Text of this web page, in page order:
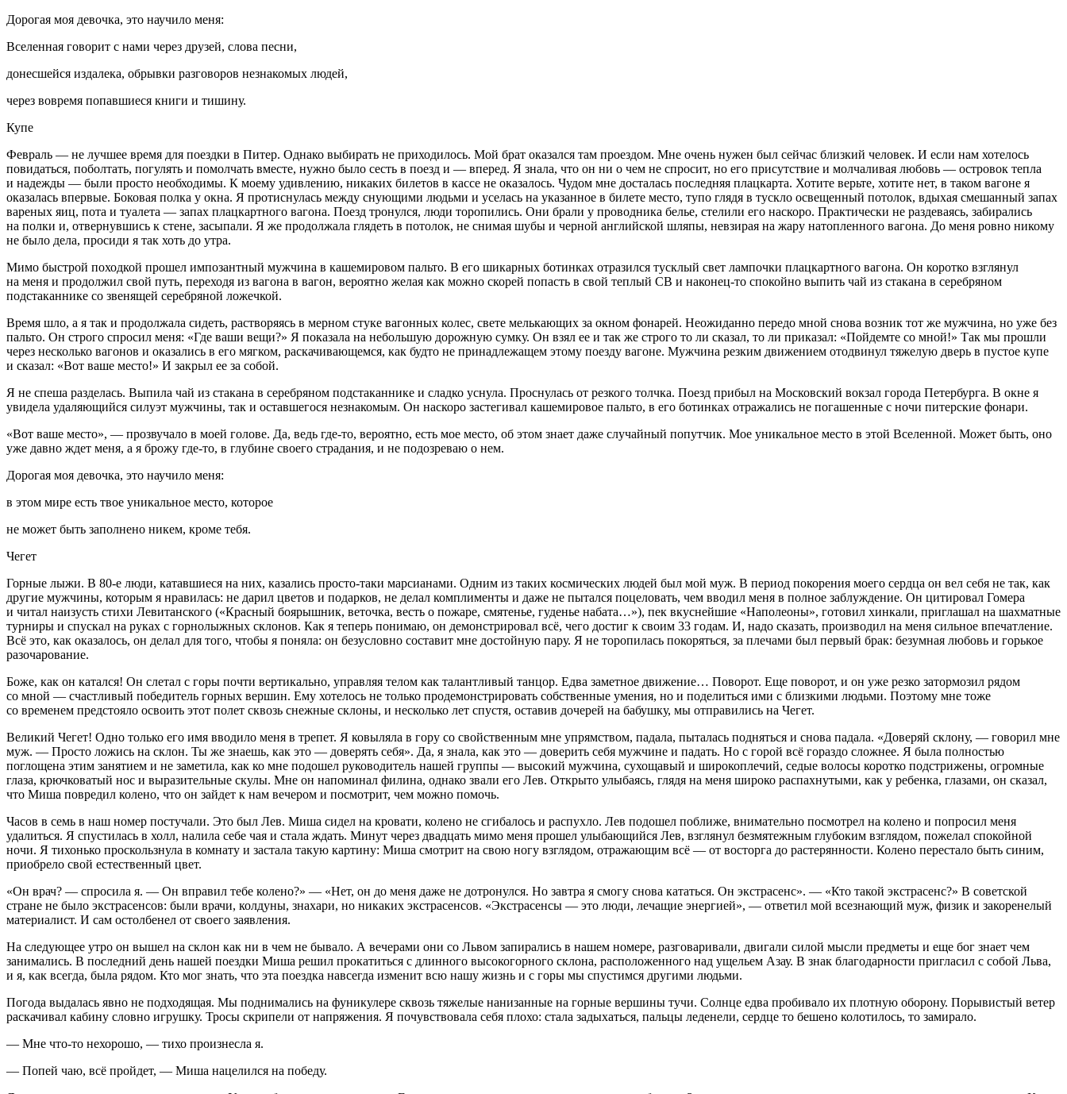
Дорогая моя девочка, это научило меня:
Вселенная говорит с нами через друзей, слова песни,
донесшейся издалека, обрывки разговоров незнакомых людей,
через вовремя попавшиеся книги и тишину.
Купе
Февраль — не лучшее время для поездки в Питер. Однако выбирать не приходилось. Мой брат оказался там проездом. Мне очень нужен был сейчас близкий человек. И если нам хотелось
повидаться, поболтать, погулять и помолчать вместе, нужно было сесть в поезд и — вперед. Я знала, что он ни о чем не спросит, но его присутствие и молчаливая любовь — островок тепла
и надежды — были просто необходимы. К моему удивлению, никаких билетов в кассе не оказалось. Чудом мне досталась последняя плацкарта. Хотите верьте, хотите нет, в таком вагоне я
оказалась впервые. Боковая полка у окна. Я протиснулась между снующими людьми и уселась на указанное в билете место, тупо глядя в тускло освещенный потолок, вдыхая смешанный запах
вареных яиц, пота и туалета — запах плацкартного вагона. Поезд тронулся, люди торопились. Они брали у проводника белье, стелили его наскоро. Практически не раздеваясь, забирались
на полки и, отвернувшись к стене, засыпали. Я же продолжала глядеть в потолок, не снимая шубы и черной английской шляпы, невзирая на жару натопленного вагона. До меня ровно никому
не было дела, просиди я так хоть до утра.
Мимо быстрой походкой прошел импозантный мужчина в кашемировом пальто. В его шикарных ботинках отразился тусклый свет лампочки плацкартного вагона. Он коротко взглянул
на меня и продолжил свой путь, переходя из вагона в вагон, вероятно желая как можно скорей попасть в свой теплый СВ и наконец-то спокойно выпить чай из стакана в серебряном
подстаканнике со звенящей серебряной ложечкой.
Время шло, а я так и продолжала сидеть, растворяясь в мерном стуке вагонных колес, свете мелькающих за окном фонарей. Неожиданно передо мной снова возник тот же мужчина, но уже без
пальто. Он строго спросил меня: «Где ваши вещи?» Я показала на небольшую дорожную сумку. Он взял ее и так же строго то ли сказал, то ли приказал: «Пойдемте со мной!» Так мы прошли
через несколько вагонов и оказались в его мягком, раскачивающемся, как будто не принадлежащем этому поезду вагоне. Мужчина резким движением отодвинул тяжелую дверь в пустое купе
и сказал: «Вот ваше место!» И закрыл ее за собой.
Я не спеша разделась. Выпила чай из стакана в серебряном подстаканнике и сладко уснула. Проснулась от резкого толчка. Поезд прибыл на Московский вокзал города Петербурга. В окне я
увидела удаляющийся силуэт мужчины, так и оставшегося незнакомым. Он наскоро застегивал кашемировое пальто, в его ботинках отражались не погашенные с ночи питерские фонари.
«Вот ваше место», — прозвучало в моей голове. Да, ведь где-то, вероятно, есть мое место, об этом знает даже случайный попутчик. Мое уникальное место в этой Вселенной. Может быть, оно
уже давно ждет меня, а я брожу где-то, в глубине своего страдания, и не подозреваю о нем.
Дорогая моя девочка, это научило меня:
в этом мире есть твое уникальное место, которое
не может быть заполнено никем, кроме тебя.
Чегет
Горные лыжи. В 80-е люди, катавшиеся на них, казались просто-таки марсианами. Одним из таких космических людей был мой муж. В период покорения моего сердца он вел себя не так, как
другие мужчины, которым я нравилась: не дарил цветов и подарков, не делал комплименты и даже не пытался поцеловать, чем вводил меня в полное заблуждение. Он цитировал Гомера
и читал наизусть стихи Левитанского («Красный боярышник, веточка, весть о пожаре, смятенье, гуденье набата…»), пек вкуснейшие «Наполеоны», готовил хинкали, приглашал на шахматные
турниры и спускал на руках с горнолыжных склонов. Как я теперь понимаю, он демонстрировал всё, чего достиг к своим 33 годам. И, надо сказать, производил на меня сильное впечатление.
Всё это, как оказалось, он делал для того, чтобы я поняла: он безусловно составит мне достойную пару. Я не торопилась покоряться, за плечами был первый брак: безумная любовь и горькое
разочарование.
Боже, как он катался! Он слетал с горы почти вертикально, управляя телом как талантливый танцор. Едва заметное движение… Поворот. Еще поворот, и он уже резко затормозил рядом
со мной — счастливый победитель горных вершин. Ему хотелось не только продемонстрировать собственные умения, но и поделиться ими с близкими людьми. Поэтому мне тоже
со временем предстояло освоить этот полет сквозь снежные склоны, и несколько лет спустя, оставив дочерей на бабушку, мы отправились на Чегет.
Великий Чегет! Одно только его имя вводило меня в трепет. Я ковыляла в гору со свойственным мне упрямством, падала, пыталась подняться и снова падала. «Доверяй склону, — говорил мне
муж. — Просто ложись на склон. Ты же знаешь, как это — доверять себя». Да, я знала, как это — доверить себя мужчине и падать. Но с горой всё гораздо сложнее. Я была полностью
поглощена этим занятием и не заметила, как ко мне подошел руководитель нашей группы — высокий мужчина, сухощавый и широкоплечий, седые волосы коротко подстрижены, огромные
глаза, крючковатый нос и выразительные скулы. Мне он напоминал филина, однако звали его Лев. Открыто улыбаясь, глядя на меня широко распахнутыми, как у ребенка, глазами, он сказал,
что Миша повредил колено, что он зайдет к нам вечером и посмотрит, чем можно помочь.
Часов в семь в наш номер постучали. Это был Лев. Миша сидел на кровати, колено не сгибалось и распухло. Лев подошел поближе, внимательно посмотрел на колено и попросил меня
удалиться. Я спустилась в холл, налила себе чая и стала ждать. Минут через двадцать мимо меня прошел улыбающийся Лев, взглянул безмятежным глубоким взглядом, пожелал спокойной
ночи. Я тихонько проскользнула в комнату и застала такую картину: Миша смотрит на свою ногу взглядом, отражающим всё — от восторга до растерянности. Колено перестало быть синим,
приобрело свой естественный цвет.
«Он врач? — спросила я. — Он вправил тебе колено?» — «Нет, он до меня даже не дотронулся. Но завтра я смогу снова кататься. Он экстрасенс». — «Кто такой экстрасенс?» В советской
стране не было экстрасенсов: были врачи, колдуны, знахари, но никаких экстрасенсов. «Экстрасенсы — это люди, лечащие энергией», — ответил мой всезнающий муж, физик и закоренелый
материалист. И сам остолбенел от своего заявления.
На следующее утро он вышел на склон как ни в чем не бывало. А вечерами они со Львом запирались в нашем номере, разговаривали, двигали силой мысли предметы и еще бог знает чем
занимались. В последний день нашей поездки Миша решил прокатиться с длинного высокогорного склона, расположенного над ущельем Азау. В знак благодарности пригласил с собой Льва,
и я, как всегда, была рядом. Кто мог знать, что эта поездка навсегда изменит всю нашу жизнь и с горы мы спустимся другими людьми.
Погода выдалась явно не подходящая. Мы поднимались на фуникулере сквозь тяжелые нанизанные на горные вершины тучи. Солнце едва пробивало их плотную оборону. Порывистый ветер
раскачивал кабину словно игрушку. Тросы скрипели от напряжения. Я почувствовала себя плохо: стала задыхаться, пальцы леденели, сердце то бешено колотилось, то замирало.
— Мне что-то нехорошо, — тихо произнесла я.
— Попей чаю, всё пройдет, — Миша нацелился на победу.